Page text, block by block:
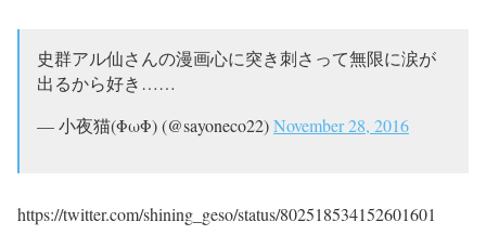
史群アル仙さんの漫画心に突き刺さって無限に涙が
出るから好き……
— 小夜猫(ΦωΦ) (@sayoneco22)November 28, 2016
https://twitter.com/shining_geso/status/802518534152601601